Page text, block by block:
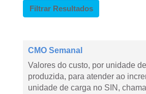
Filtrar Resultados
CMO Semanal
Valores do custo, por unidade
produzida, para atender ao
unidade de carga no SIN,